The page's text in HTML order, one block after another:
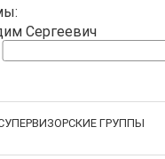
Сергеевич
ГРУППЫ